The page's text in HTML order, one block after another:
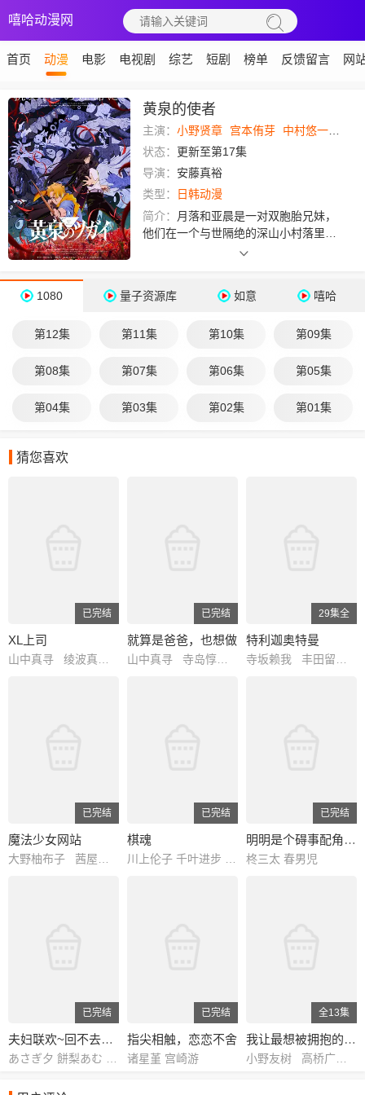
嘻哈动漫网
首页 动漫 电影 电视剧 综艺 短剧 榜单 反馈留言 网
黄泉的使者
主演： 小野贤章 宫本侑芽 中村悠一
状态： 更新至第17集
导演： 安藤真裕
类型：
日韩动漫
简介：
月落和亚晨是一对双胞胎兄妹，
他们在一个与世隔绝的深山小村落里出
生，被称为“分隔夜与昼的双子”。他们拥
种成对的存在，被人类冠以“幽灵”、“怪
呼。它们并非人人可见，各自拥有不同
个与之缔结契约的主子，而指挥它们的
双胞兄妹开始懂事前就暗中操纵，试图
1080 量子资源库 如意 嘻哈
第12集 第11集 第10集 第09集
第08集 第07集 第06集 第05集
第04集 第03集 第02集 第01集
猜您喜欢
已完结
XL上司
已完结
就算是爸爸，也想做
山中真寻 寺岛惇太 古木望 白井悠介
29集全
特利迦奥特曼
已完结
魔法少女网站
已完结
棋魂
已完结
明明是个碍事配角、却被王子给宠爱了
柊三太 春男児
已完结
夫妇联欢~回不去的夜晚~
已完结
指尖相触，恋恋不舍
诸星堇 宫崎游
全13集
我让最想被拥抱的男人给威胁了